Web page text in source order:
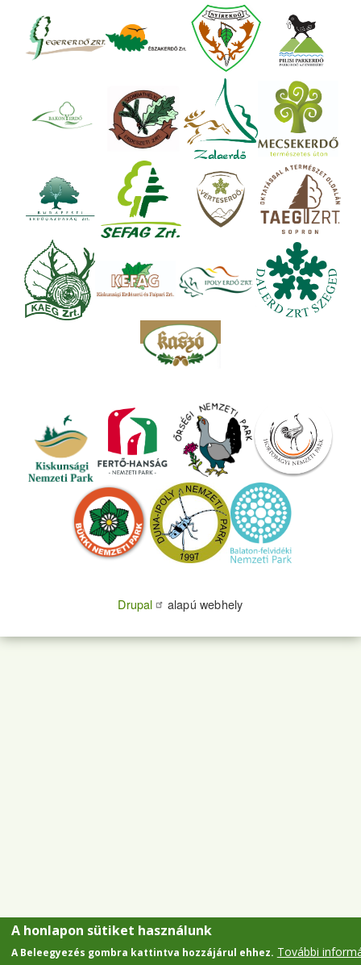
Drupal alapú webhely
A honlapon sütiket használunk
A Beleegyezés gombra kattintva hozzájárul ehhez. További